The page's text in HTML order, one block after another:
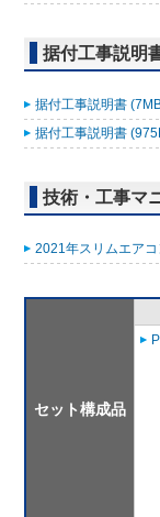
据付工事説明
据付工事説明書
据付工事説明書
技術・工事マ
2021年スリムエア
セット構成品